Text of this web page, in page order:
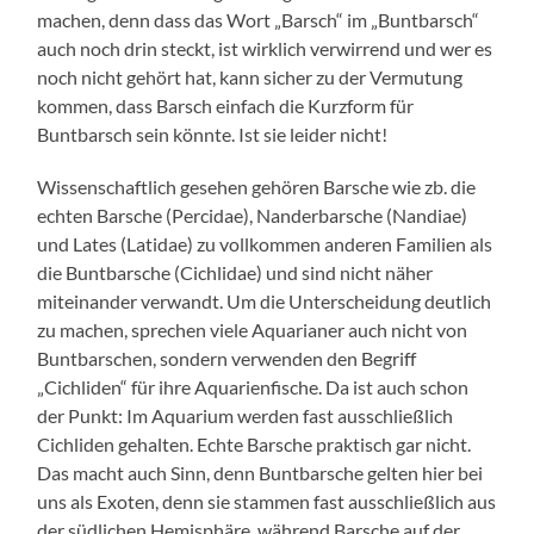
machen, denn dass das Wort „Barsch“ im „Buntbarsch“
auch noch drin steckt, ist wirklich verwirrend und wer es
noch nicht gehört hat, kann sicher zu der Vermutung
kommen, dass Barsch einfach die Kurzform für
Buntbarsch sein könnte. Ist sie leider nicht!
Wissenschaftlich gesehen gehören Barsche wie zb. die
echten Barsche (Percidae), Nanderbarsche (Nandiae)
und Lates (Latidae) zu vollkommen anderen Familien als
die Buntbarsche (Cichlidae) und sind nicht näher
miteinander verwandt. Um die Unterscheidung deutlich
zu machen, sprechen viele Aquarianer auch nicht von
Buntbarschen, sondern verwenden den Begriff
„Cichliden“ für ihre Aquarienfische. Da ist auch schon
der Punkt: Im Aquarium werden fast ausschließlich
Cichliden gehalten. Echte Barsche praktisch gar nicht.
Das macht auch Sinn, denn Buntbarsche gelten hier bei
uns als Exoten, denn sie stammen fast ausschließlich aus